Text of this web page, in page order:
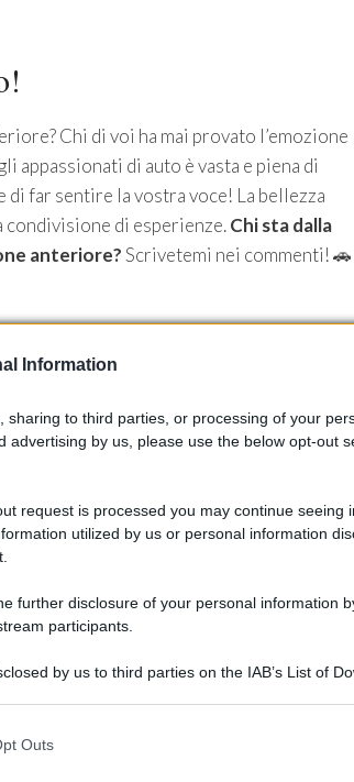
Information
sharing to third parties, or processing of your
advertising by us, please use the below opt-out
request is processed you may continue seeing
utilized by us or personal information
further disclosure of your personal information
participants.
by us to third parties on the IAB’s List of
to your visit or usage behaviour. You may
Outs
Chi di voi ha mai provato l’emozione
appassionati di auto è vasta e piena di
far sentire la vostra voce! La bellezza
di esperienze.Chi sta dalla
anteriore?Scrivetemi nei commenti! 🚗